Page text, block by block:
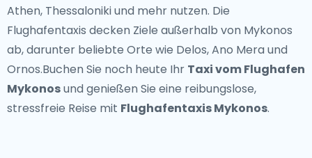
Athen, Thessaloniki und mehr nutzen. Die
Flughafentaxis decken Ziele außerhalb von Mykonos
ab, darunter beliebte Orte wie Delos, Ano Mera und
Ornos.Buchen Sie noch heute Ihr Taxi vom Flughafen
Mykonosund genießen Sie eine reibungslose,
stressfreie Reise mit Flughafentaxis Mykonos.